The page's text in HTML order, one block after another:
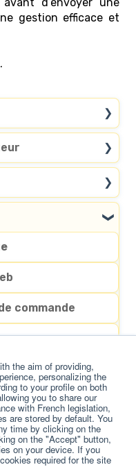
the aim of providing,
personalizing the
to your profile on both
you to share our
with French legislation,
are stored by default. You
time by clicking on the
on the "Accept" button,
on your device. If you
required for the site
gestion efficace et
sponsorisé
cours
commande
mission en